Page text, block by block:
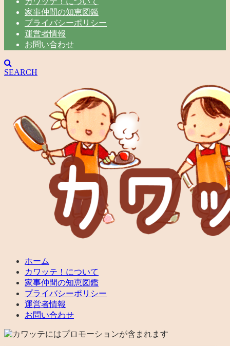
家事仲間の知恵図鑑
プライバシーポリシー
運営者情報
お問い合わせ
SEARCH
ホーム
カワッテ！について
家事仲間の知恵図鑑
プライバシーポリシー
運営者情報
お問い合わせ